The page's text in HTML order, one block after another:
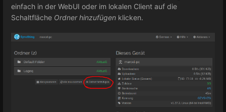
einfach in der WebUI oder im lokalen Client auf die
Schaltfläche Ordner hinzufügen klicken.